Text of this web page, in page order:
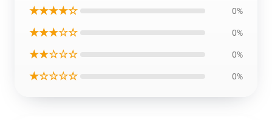
★★★★☆ 0%
★★★☆☆ 0%
★★☆☆☆ 0%
★☆☆☆☆ 0%